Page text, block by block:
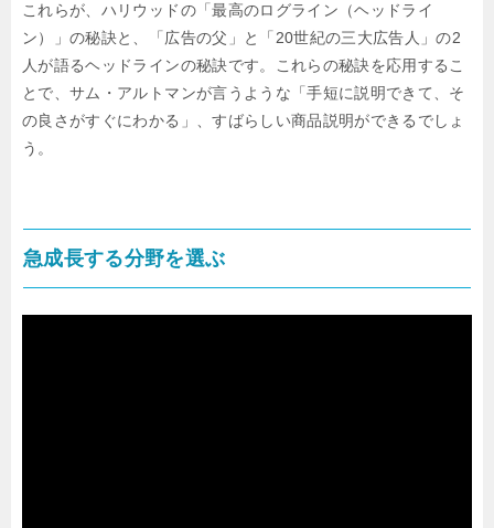
これらが、ハリウッドの「最高のログライン（ヘッドライ
ン）」の秘訣と、「広告の父」と「20世紀の三大広告人」の2
人が語るヘッドラインの秘訣です。これらの秘訣を応用するこ
とで、サム・アルトマンが言うような「手短に説明できて、そ
の良さがすぐにわかる」、すばらしい商品説明ができるでしょ
う。
急成長する分野を選ぶ